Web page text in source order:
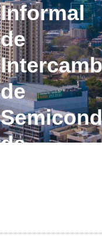
Informal
de
de
de